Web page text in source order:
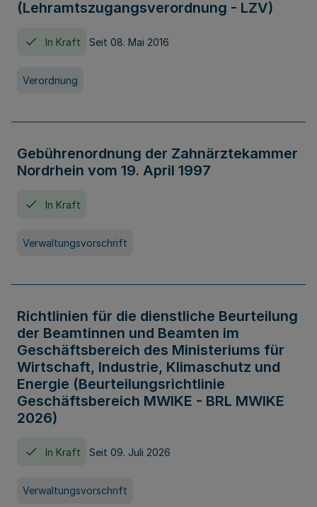
(Lehramtszugangsverordnung - LZV)
In Kraft Seit 08. Mai 2016
Verordnung
Gebührenordnung der Zahnärztekammer
Nordrhein vom 19. April 1997
In Kraft
Verwaltungsvorschrift
Richtlinien für die dienstliche Beurteilung
der Beamtinnen und Beamten im
Geschäftsbereich des Ministeriums für
Wirtschaft, Industrie, Klimaschutz und
Energie (Beurteilungsrichtlinie
Geschäftsbereich MWIKE - BRL MWIKE
2026)
In Kraft Seit 09. Juli 2026
Verwaltungsvorschrift